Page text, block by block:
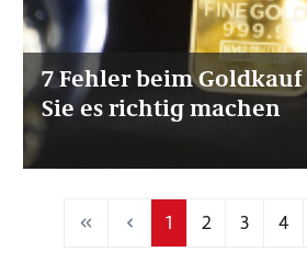
7 Fehler beim
Sie es richtig machen
Seite
1 Seite
2 Seite
3 4